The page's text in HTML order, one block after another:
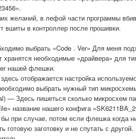
желаний, в лефой части программы
вшиты в контроллер после прошивки.
выбрать «Code . Ver» Для меня
хранятся необходимые «драйвера» для
нашей флешки.
отображается настройка
выбрать нужный тип
— Здесь пишеться сколько микросхем
название нашего конфига
при случае, потом если флешка когда
готовую заготовку и не спутать с другой.